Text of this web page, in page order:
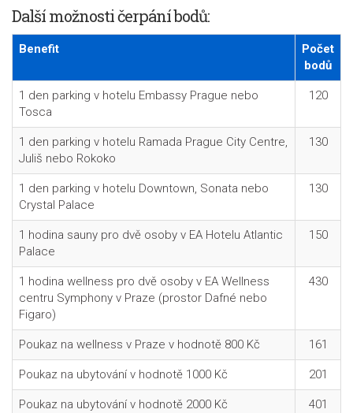
Další možnosti čerpání bodů:
Benefit
Počet
bodů
1 den parking v hotelu Embassy Prague nebo
Tosca
120
1 den parking v hotelu Ramada Prague City Centre,
Juliš nebo Rokoko
130
1 den parking v hotelu Downtown, Sonata nebo
Crystal Palace
130
1 hodina sauny pro dvě osoby v EA Hotelu Atlantic
Palace
150
1 hodina wellness pro dvě osoby v EA Wellness
centru Symphony v Praze (prostor Dafné nebo
Figaro)
430
Poukaz na wellness v Praze v hodnotě 800 Kč 161
Poukaz na ubytování v hodnotě 1000 Kč 201
Poukaz na ubytování v hodnotě 2000 Kč 401